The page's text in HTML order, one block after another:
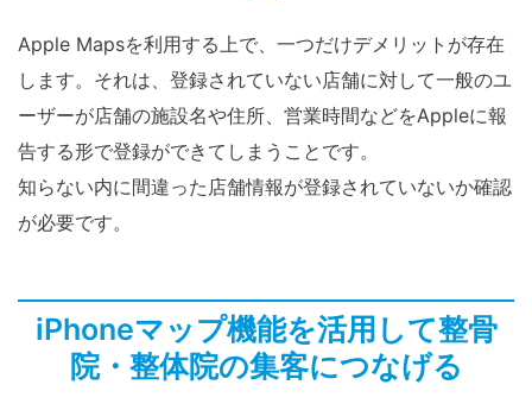
Apple Mapsを利用する上で、一つだけデメリットが存在
します。それは、登録されていない店舗に対して一般のユ
ーザーが店舗の施設名や住所、営業時間などをAppleに報
告する形で登録ができてしまうことです。
知らない内に間違った店舗情報が登録されていないか確認
が必要です。
iPhoneマップ機能を活用して整骨
院・整体院の集客につなげる